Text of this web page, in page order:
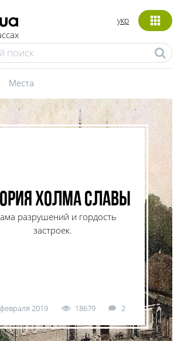
укр
Места
Холма Славы
разрушений и гордость
застроек.
2019 18679 2